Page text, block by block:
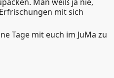
mit sich
Tage mit euch im JuMa zu
im JuMa